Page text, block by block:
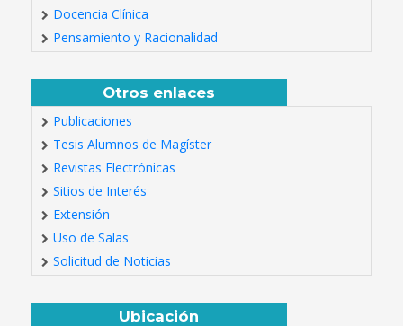
Docencia Clínica
Pensamiento y Racionalidad
Otros enlaces
Publicaciones
Tesis Alumnos de Magíster
Revistas Electrónicas
Sitios de Interés
Extensión
Uso de Salas
Solicitud de Noticias
Ubicación